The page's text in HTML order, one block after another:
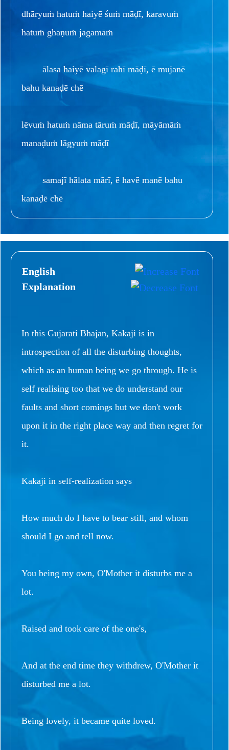
dhāryuṁ hatuṁ haiyē śuṁ māḍī, karavuṁ
hatuṁ ghaṇuṁ jagamāṁ
ālasa haiyē valagī rahī māḍī, ē mujanē
bahu kanaḍē chē
lēvuṁ hatuṁ nāma tāruṁ māḍī, māyāmāṁ
manaḍuṁ lāgyuṁ māḍī
samajī hālata mārī, ē havē manē bahu
kanaḍē chē
English
Explanation
In this Gujarati Bhajan, Kakaji is in
introspection of all the disturbing thoughts,
which as an human being we go through. He is
self realising too that we do understand our
faults and short comings but we don't work
upon it in the right place way and then regret for
it.
Kakaji in self-realization says
How much do I have to bear still, and whom
should I go and tell now.
You being my own, O'Mother it disturbs me a
lot.
Raised and took care of the one's,
And at the end time they withdrew, O'Mother it
disturbed me a lot.
Being lovely, it became quite loved.